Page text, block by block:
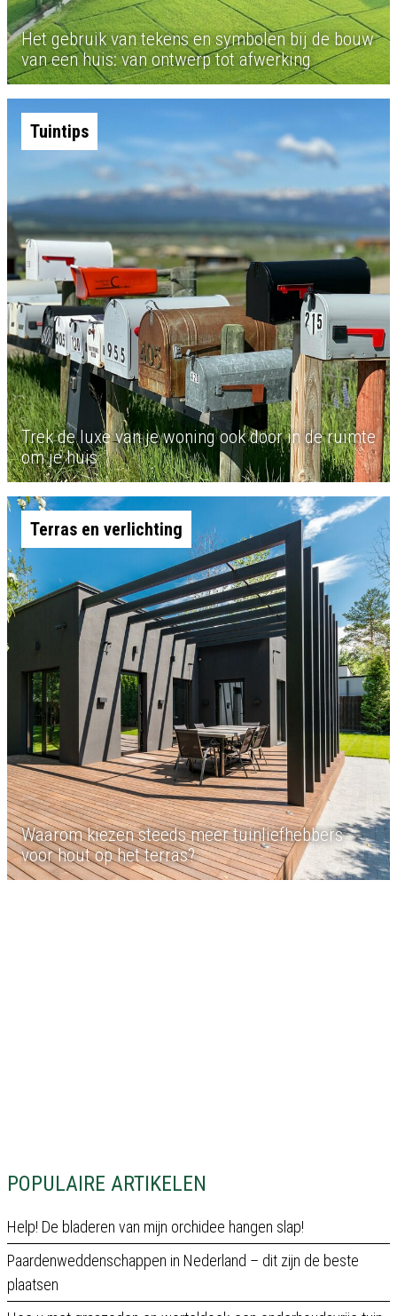
POPULAIRE ARTIKELEN
Help! De bladeren van mijn orchidee hangen slap!
Paardenweddenschappen in Nederland – dit zijn de beste
plaatsen
Het gebruik van tekens en symbolen bij de bouw
van een huis: van ontwerp tot afwerking
Tuintips
Trek de luxe van je woning ook door in de ruimte
om je huis
Terras en verlichting
Waarom kiezen steeds meer tuinliefhebbers
voor hout op het terras?